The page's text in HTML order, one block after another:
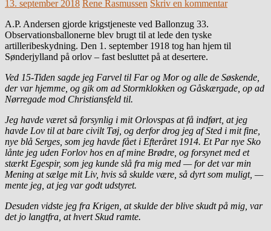
13. september 2018 Rene Rasmussen Skriv en kommentar
A.P. Andersen gjorde krigstjeneste ved Ballonzug 33.
Observationsballonerne blev brugt til at lede den tyske
artilleribeskydning. Den 1. september 1918 tog han hjem til
Sønderjylland på orlov – fast besluttet på at desertere.
Ved 15-Tiden sagde jeg Farvel til Far og Mor og alle de Søskende,
der var hjemme, og gik om ad Stormklokken og Gåskærgade, op ad
Nørregade mod Christiansfeld til.
Jeg havde været så forsynlig i mit Orlovspas at få indført, at jeg
havde Lov til at bare civilt Tøj, og derfor drog jeg af Sted i mit fine,
nye blå Serges, som jeg havde fået i Efteråret 1914. Et Par nye Sko
lånte jeg uden Forlov hos en af mine Brødre, og forsynet med et
stærkt Egespir, som jeg kunde slå fra mig med — for det var min
Mening at sælge mit Liv, hvis så skulde være, så dyrt som muligt, —
mente jeg, at jeg var godt udstyret.
Desuden vidste jeg fra Krigen, at skulde der blive skudt på mig, var
det jo langtfra, at hvert Skud ramte.